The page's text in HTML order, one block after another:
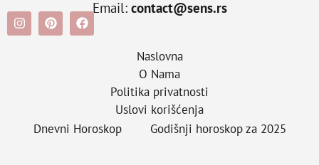
Email: contact@sens.rs
Naslovna
O Nama
Politika privatnosti
Uslovi korišćenja
Dnevni Horoskop
Godišnji horoskop za 2025